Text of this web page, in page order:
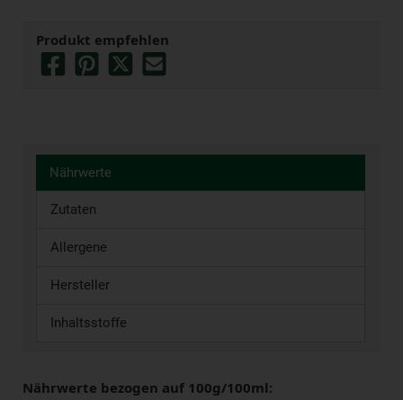
Produkt empfehlen
Nährwerte
Zutaten
Allergene
Hersteller
Inhaltsstoffe
Nährwerte bezogen auf 100g/100ml: